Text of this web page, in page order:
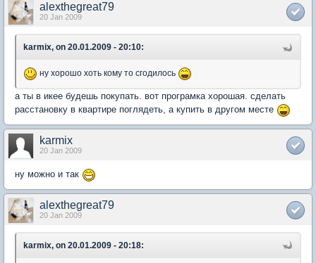
alexthegreat79
20 Jan 2009
karmix, on 20.01.2009 - 20:10:
ну хорошо хоть кому то сгодилось
а ты в икее будешь покупать. вот програмка хорошая. сделать
расстановку в квартире поглядеть, а купить в другом месте
karmix
20 Jan 2009
ну можно и так
alexthegreat79
20 Jan 2009
karmix, on 20.01.2009 - 20:18: